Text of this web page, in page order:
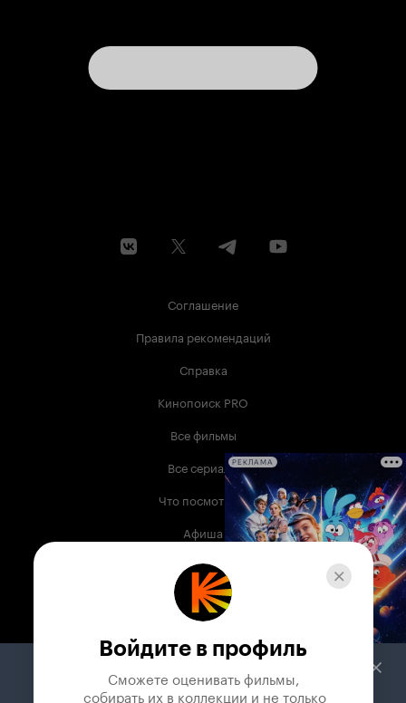
Соглашение
Правила рекомендаций
Справка
Кинопоиск PRO
Все фильмы
Все сериалы
Что посмотреть
Афиша
Музыка
Телепрограмма
Служба поддержки
РЕКЛАМА
Войдите в профиль
Сможете оценивать фильмы,
собирать их в коллекции и не только